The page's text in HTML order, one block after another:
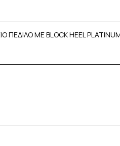
ΠΕΔΙΛΟ ΜΕ BLOCK HEEL